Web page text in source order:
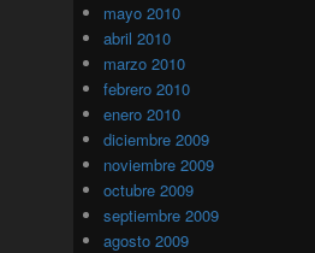
mayo 2010
abril 2010
marzo 2010
febrero 2010
enero 2010
diciembre 2009
noviembre 2009
octubre 2009
septiembre 2009
agosto 2009